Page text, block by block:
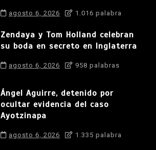
agosto 6, 2026 1.016 palabra
Zendaya y Tom Holland celebran
su boda en secreto en Inglaterra
agosto 6, 2026 958 palabras
Ángel Aguirre, detenido por
ocultar evidencia del caso
Ayotzinapa
agosto 6, 2026 1.335 palabra